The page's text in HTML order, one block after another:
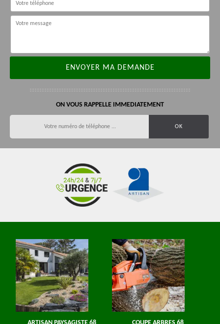
ON VOUS RAPPELLE IMMEDIATEMENT